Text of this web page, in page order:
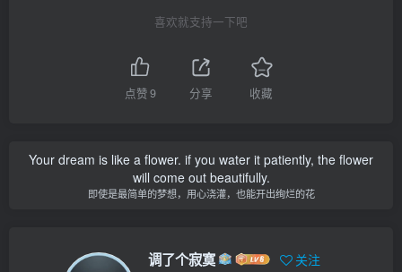
喜欢就支持一下吧
点赞9 分享 收藏
Your dream is like a flower. if you water it patiently, the flower
will come out beautifully.
即使是最简单的梦想，用心浇灌，也能开出绚烂的花
调了个寂寞 关注